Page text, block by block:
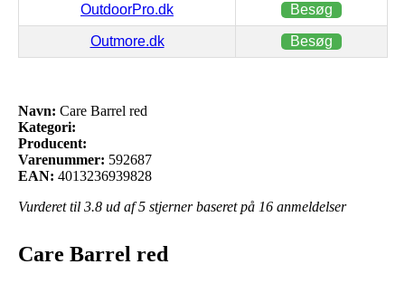
OutdoorPro.dk Besøg
Outmore.dk Besøg
Navn: Care Barrel red
Kategori:
Producent:
Varenummer: 592687
EAN: 4013236939828
Vurderet til 3.8 ud af 5 stjerner baseret på 16 anmeldelser
Care Barrel red